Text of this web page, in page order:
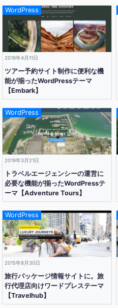
WordPress
2019年4月11日
ツアー予約サイト制作に便利な機
能が揃ったWordPressテーマ
【Embark】
WordPress
2019年3月21日
トラベルエージェンシーの運営に
必要な機能が揃ったWordPressテ
ーマ【Adventure Tours】
WordPress
2015年8月30日
旅行パッケージ情報サイトに。旅
行代理店向けワードプレステーマ
【Travelhub】